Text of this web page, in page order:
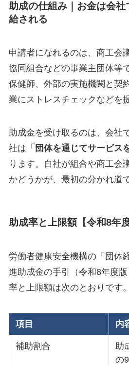
助成の仕組み｜お金は会
給される
申請者になれるのは、商工会
協同組合などの事業主団体等
保健師、外部の実施機関と契
業にストレスチェックなどを
助成金を受け取るのは、会社
社は 「団体を通じてサービス
ります。自社が組合や商工会
かどうかが、最初の分かれ道
助成率と上限額【令和8年度
労働者健康安全機構の「団体
進助成金の手引（令和8年度
率と上限額は次のとおりです。
項目 内
補助割合
助
の